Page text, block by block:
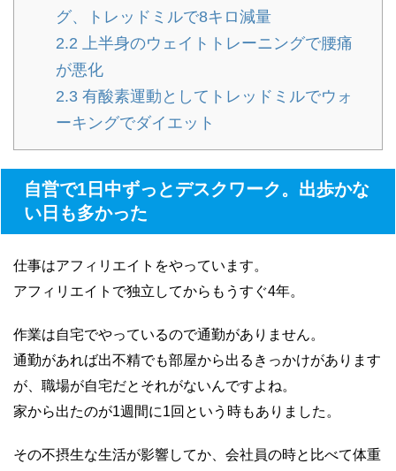
グ、トレッドミルで8キロ減量
2.2 上半身のウェイトトレーニングで腰痛
が悪化
2.3 有酸素運動としてトレッドミルでウォ
ーキングでダイエット
自営で1日中ずっとデスクワーク。出歩かな
い日も多かった
仕事はアフィリエイトをやっています。
アフィリエイトで独立してからもうすぐ4年。
作業は自宅でやっているので通勤がありません。
通勤があれば出不精でも部屋から出るきっかけがあります
が、職場が自宅だとそれがないんですよね。
家から出たのが1週間に1回という時もありました。
その不摂生な生活が影響してか、会社員の時と比べて体重